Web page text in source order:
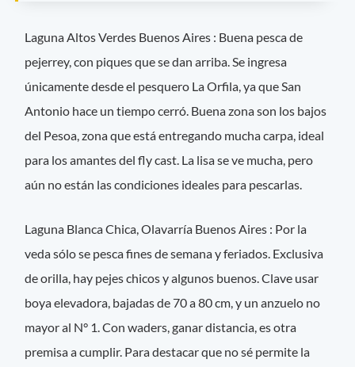
Laguna Altos Verdes Buenos Aires : Buena pesca de
pejerrey, con piques que se dan arriba. Se ingresa
únicamente desde el pesquero La Orfila, ya que San
Antonio hace un tiempo cerró. Buena zona son los bajos
del Pesoa, zona que está entregando mucha carpa, ideal
para los amantes del fly cast. La lisa se ve mucha, pero
aún no están las condiciones ideales para pescarlas.
Laguna Blanca Chica, Olavarría Buenos Aires : Por la
veda sólo se pesca fines de semana y feriados. Exclusiva
de orilla, hay pejes chicos y algunos buenos. Clave usar
boya elevadora, bajadas de 70 a 80 cm, y un anzuelo no
mayor al N° 1. Con waders, ganar distancia, es otra
premisa a cumplir. Para destacar que no sé permite la